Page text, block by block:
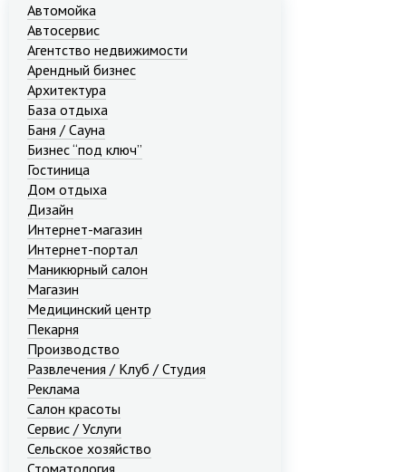
Автомойка
Автосервис
Агентство недвижимости
Арендный бизнес
Архитектура
База отдыха
Баня / Сауна
Бизнес “под ключ”
Гостиница
Дом отдыха
Дизайн
Интернет-магазин
Интернет-портал
Маникюрный салон
Магазин
Медицинский центр
Пекарня
Производство
Развлечения / Клуб / Студия
Реклама
Салон красоты
Сервис / Услуги
Сельское хозяйство